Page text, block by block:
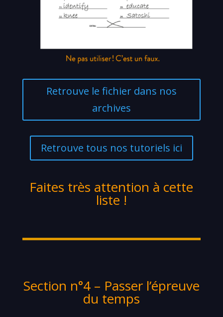
Retrouve le fichier dans nos
archives
Retrouve tous nos tutoriels ici
Faites très attention à cette
liste !
Section n°4 – Passer l’épreuve
du temps